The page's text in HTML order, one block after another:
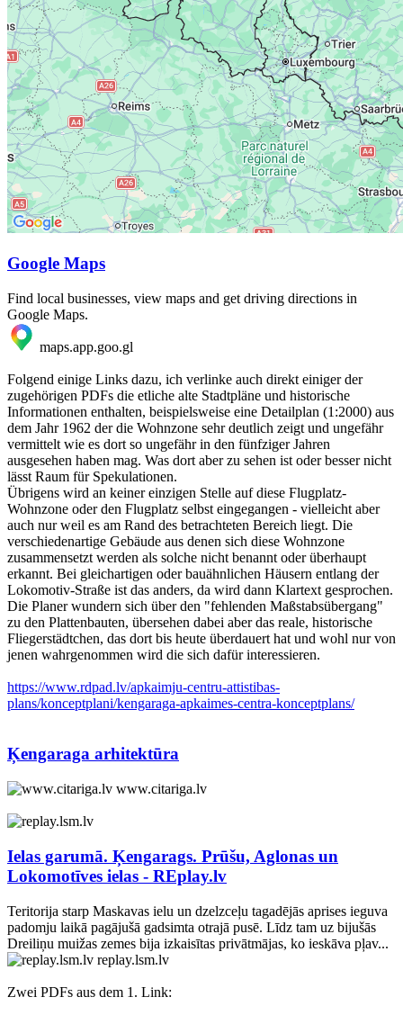
Google Maps
Find local businesses, view maps and get driving directions in
Google Maps.
maps.app.goo.gl
Folgend einige Links dazu, ich verlinke auch direkt einiger der
zugehörigen PDFs die etliche alte Stadtpläne und historische
Informationen enthalten, beispielsweise eine Detailplan (1:2000) aus
dem Jahr 1962 der die Wohnzone sehr deutlich zeigt und ungefähr
vermittelt wie es dort so ungefähr in den fünfziger Jahren
ausgesehen haben mag. Was dort aber zu sehen ist oder besser nicht
lässt Raum für Spekulationen.
Übrigens wird an keiner einzigen Stelle auf diese Flugplatz-
Wohnzone oder den Flugplatz selbst eingegangen - vielleicht aber
auch nur weil es am Rand des betrachteten Bereich liegt. Die
verschiedenartige Gebäude aus denen sich diese Wohnzone
zusammensetzt werden als solche nicht benannt oder überhaupt
erkannt. Bei gleichartigen oder bauähnlichen Häusern entlang der
Lokomotiv-Straße ist das anders, da wird dann Klartext gesprochen.
Die Planer wundern sich über den "fehlenden Maßstabsübergang"
zu den Plattenbauten, übersehen dabei aber das reale, historische
Fliegerstädtchen, das dort bis heute überdauert hat und wohl nur von
jenen wahrgenommen wird die sich dafür interessieren.
https://www.rdpad.lv/apkaimju-centru-attistibas-
plans/konceptplani/kengaraga-apkaimes-centra-konceptplans/
Ķengaraga arhitektūra
www.citariga.lv
Ielas garumā. Ķengarags. Prūšu, Aglonas un
Lokomotīves ielas - REplay.lv
Teritorija starp Maskavas ielu un dzelzceļu tagadējās aprises ieguva
padomju laikā pagājušā gadsimta otrajā pusē. Līdz tam uz bijušās
Dreiliņu muižas zemes bija izkaisītas privātmājas, ko ieskāva pļav...
replay.lsm.lv
Zwei PDFs aus dem 1. Link: